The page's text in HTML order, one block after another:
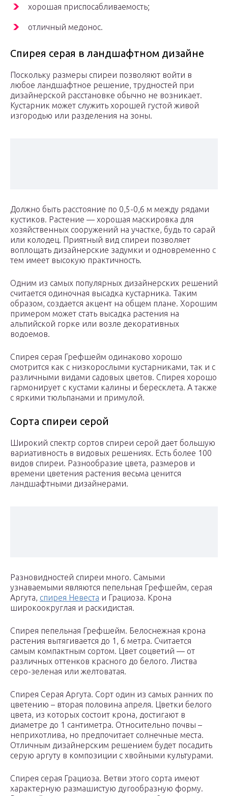
хорошая приспосабливаемость;
отличный медонос.
Спирея серая в ландшафтном дизайне
Поскольку размеры спиреи позволяют войти в
любое ландшафтное решение, трудностей при
дизайнерской расстановке обычно не возникает.
Кустарник может служить хорошей густой живой
изгородью или разделения на зоны.
Должно быть расстояние по 0,5-0,6 м между рядами
кустиков. Растение — хорошая маскировка для
хозяйственных сооружений на участке, будь то сарай
или колодец. Приятный вид спиреи позволяет
воплощать дизайнерские задумки и одновременно с
тем имеет высокую практичность.
Одним из самых популярных дизайнерских решений
считается одиночная высадка кустарника. Таким
образом, создается акцент на общем плане. Хорошим
примером может стать высадка растения на
альпийской горке или возле декоративных
водоемов.
Спирея серая Грефшейм одинаково хорошо
смотрится как с низкорослыми кустарниками, так и с
различными видами садовых цветов. Спирея хорошо
гармонирует с кустами калины и бересклета. А также
с яркими тюльпанами и примулой.
Сорта спиреи серой
Широкий спектр сортов спиреи серой дает большую
вариативность в видовых решениях. Есть более 100
видов спиреи. Разнообразие цвета, размеров и
времени цветения растения весьма ценится
ландшафтными дизайнерами.
Разновидностей спиреи много. Самыми
узнаваемыми являются пепельная Грефшейм, серая
Аргута, спирея Невеста и Грациоза. Крона
широкоокруглая и раскидистая.
Спирея пепельная Грефшейм. Белоснежная крона
растения вытягивается до 1, 6 метра. Считается
самым компактным сортом. Цвет соцветий — от
различных оттенков красного до белого. Листва
серо-зеленая или желтоватая.
Спирея Серая Аргута. Сорт один из самых ранних по
цветению – вторая половина апреля. Цветки белого
цвета, из которых состоит крона, достигают в
диаметре до 1 сантиметра. Относительно почвы –
неприхотлива, но предпочитает солнечные места.
Отличным дизайнерским решением будет посадить
серую аргуту в композиции с хвойными культурами.
Спирея серая Грациоза. Ветви этого сорта имеют
характерную размашистую дугообразную форму.